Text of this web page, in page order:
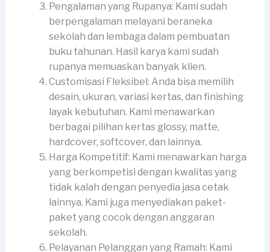
Pengalaman yang Rupanya: Kami sudah
berpengalaman melayani beraneka
sekolah dan lembaga dalam pembuatan
buku tahunan. Hasil karya kami sudah
rupanya memuaskan banyak klien.
Customisasi Fleksibel: Anda bisa memilih
desain, ukuran, variasi kertas, dan finishing
layak kebutuhan. Kami menawarkan
berbagai pilihan kertas glossy, matte,
hardcover, softcover, dan lainnya.
Harga Kompetitif: Kami menawarkan harga
yang berkompetisi dengan kwalitas yang
tidak kalah dengan penyedia jasa cetak
lainnya. Kami juga menyediakan paket-
paket yang cocok dengan anggaran
sekolah.
Pelayanan Pelanggan yang Ramah: Kami